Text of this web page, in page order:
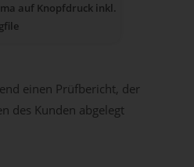
auf Knopfdruck inkl.
einen Prüfbericht, der
des Kunden abgelegt